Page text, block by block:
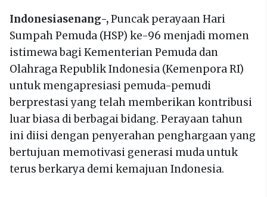
Indonesiasenang-,Puncak perayaan Hari
Sumpah Pemuda (HSP) ke-96 menjadi momen
istimewa bagi Kementerian Pemuda dan
Olahraga Republik Indonesia (Kemenpora RI)
untuk mengapresiasi pemuda-pemudi
berprestasi yang telah memberikan kontribusi
luar biasa di berbagai bidang. Perayaan tahun
ini diisi dengan penyerahan penghargaan yang
bertujuan memotivasi generasi muda untuk
terus berkarya demi kemajuan Indonesia.